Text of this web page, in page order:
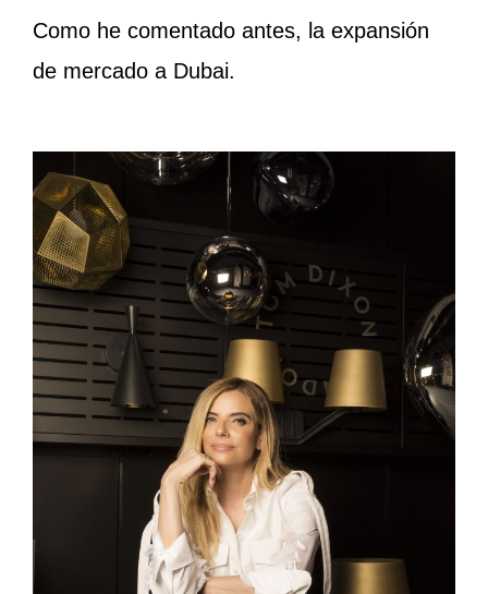
Como he comentado antes, la expansión
de mercado a Dubai.